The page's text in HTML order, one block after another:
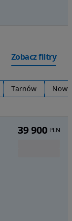
Zobacz filtry
Tarnów
39 900 PLN